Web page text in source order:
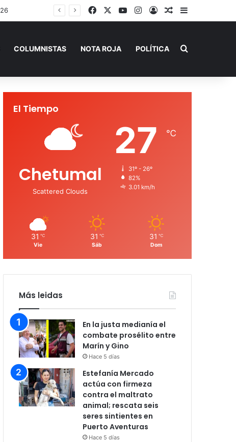
FacebookYouTubeInstagram
AccesoPublicación al
Barra lateral
COLUMNISTAS NOTA ROJA POLÍTICA Buscar por
El Tiempo
Chetumal
Scattered Clouds
27 ℃
31º - 26º
82%
3.01 km/h
31 ℃
Vie
31 ℃
Sáb
31 ℃
Dom
Más leidas
En la justa medianía el
combate prosélito entre
Marín y Gino
Hace 5 días
Estefanía Mercado
actúa con firmeza
contra el maltrato
animal; rescata seis
seres sintientes en
Puerto Aventuras
Hace 5 días